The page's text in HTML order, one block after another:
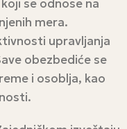
se odnose na
mera.
upravljanja
obezbediće se
i osoblja, kao